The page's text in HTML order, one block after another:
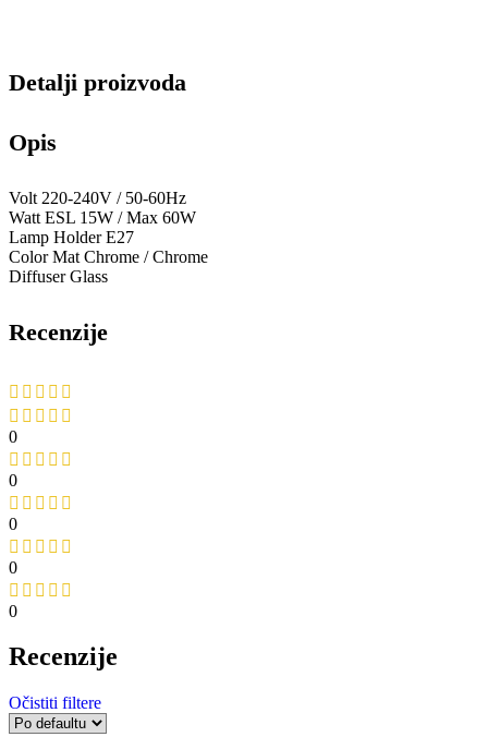
Detalji proizvoda
Opis
Volt 220-240V / 50-60Hz
Watt ESL 15W / Max 60W
Lamp Holder E27
Color Mat Chrome / Chrome
Diffuser Glass
Recenzije
0
0
0
0
0
Recenzije
Očistiti filtere